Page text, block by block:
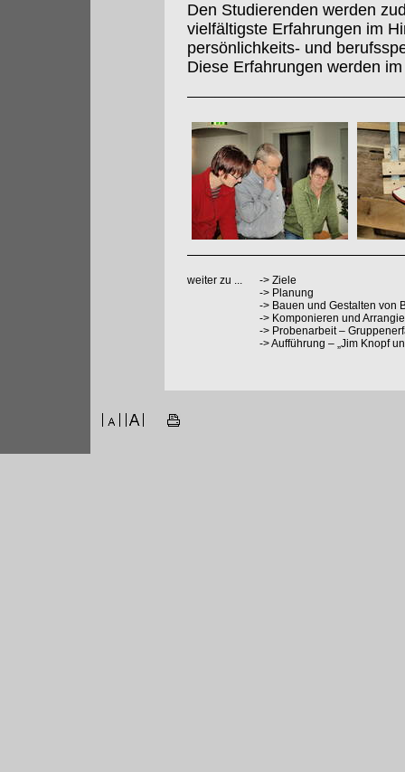
Den Studierenden werden
vielfältigste Erfahrungen im
persönlichkeits- und
Diese Erfahrungen werden
weiter zu ... -> Ziele
-> Planung
-> Bauen und Gestalten von
-> Komponieren und
-> Probenarbeit –
->Aufführung – „Jim Knopf